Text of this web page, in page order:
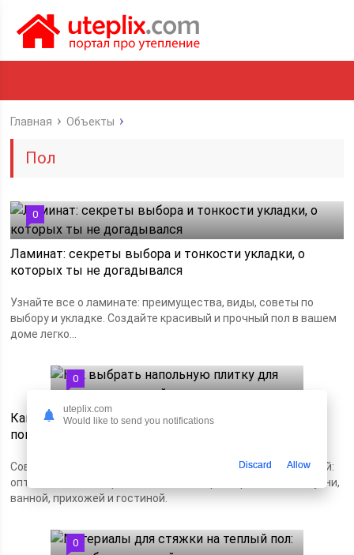
Главная Объекты
Пол
0
Ламинат: секреты выбора и тонкости укладки, о
которых ты не догадывался
Узнайте все о ламинате: преимущества, виды, советы по
выбору и укладке. Создайте красивый и прочный пол в вашем
доме легко...
0
Как выбрать напольную плитку для разных
помещений
Советы по выбору напольной плитки для разных помещений:
оптимальные материалы, дизайн и характеристики для кухни,
ванной, прихожей и гостиной.
0
uteplix.com
Would like to send you notifications
Discard Allow